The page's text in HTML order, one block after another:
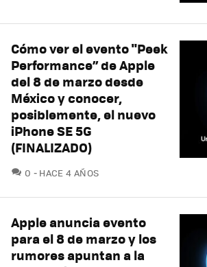
Cómo ver el evento "Peek
Performance” de Apple
del 8 de marzo desde
México y conocer,
posiblemente, el nuevo
iPhone SE 5G
(FINALIZADO)
0 COMENTARIOS
HACE 4 AÑOS
Apple anuncia evento
para el 8 de marzo y los
rumores apuntan a la